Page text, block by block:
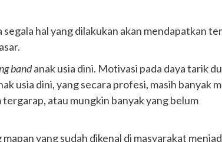
hal yang dilakukan akan mendapatkan
bandanak usia dini. Motivasi pada daya tarik
usia dini, yang secara profesi, masih banyak
atau mungkin banyak yang belum
yang sudah dikenal di masyarakat